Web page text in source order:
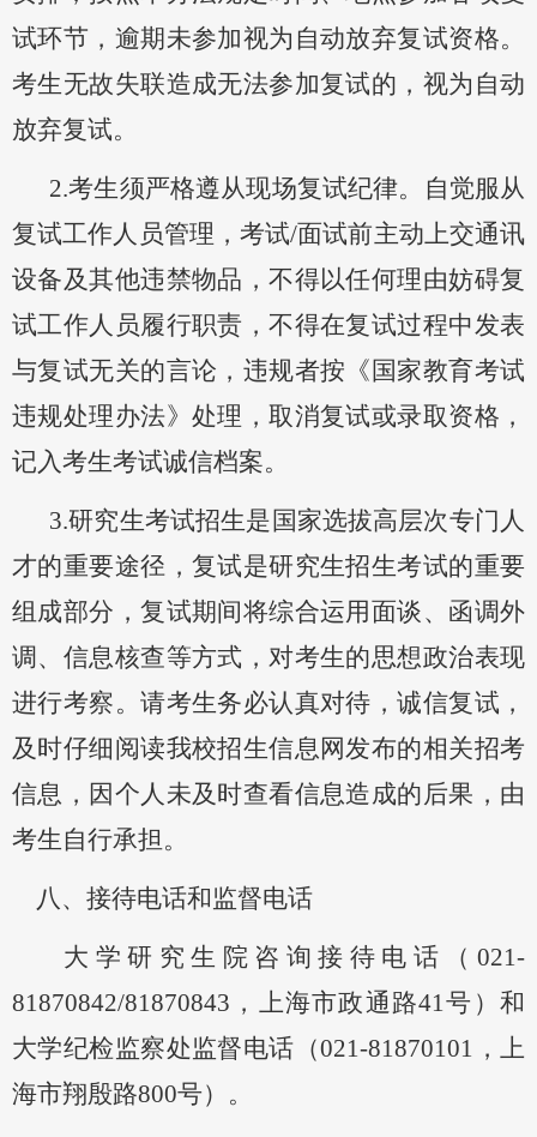
试环节 ， 逾期未参加视为自动放弃复试资格。
考生无故失联造成无法参加复试的，视为自动
放弃复试。
2.考生须严格遵从现场复试纪律。
自觉服从
复试工作人员管理， 考试/面试前主动上交通讯
设备及其他违禁物品，不得以任何理由妨碍复
试工作人员履行职责，不得在复试过程中发表
与复试无关的言论， 违规者按《国家教育考试
违规处理办法》处理，取消复试或录取资格，
记入考生考试诚信档案。
3.研究生考试招生是国家选拔高层次专门人
才的重要途径，复试是研究生招生考试的重要
组成部分，复试期间将综合运用面谈、函调外
调、信息核查等方式，对考生的思想政治表现
进行考察。请考生务必认真对待 ，诚信复试，
及时仔细阅读我校招生信息网发布的相关招考
信息 ， 因个人未及时查看信息造成的后果，由
考生自行承担。
八、 接待电话和监督电话
大学研究生院 咨询接待电话（021-
81870842/81870843，上海市政通路41号 ）和
大学纪检监察处监督电话（021-81870101 ，上
海市翔殷路800号）。